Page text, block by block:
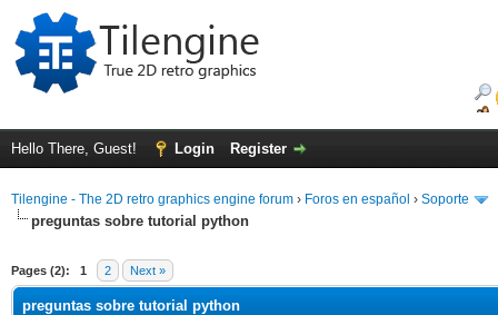
Hello There, Guest! Login Register
Tilengine - The 2D retro graphics engine forum › Foros en español › Soporte
preguntas sobre tutorial python
Pages (2): 1 2 Next »
preguntas sobre tutorial python